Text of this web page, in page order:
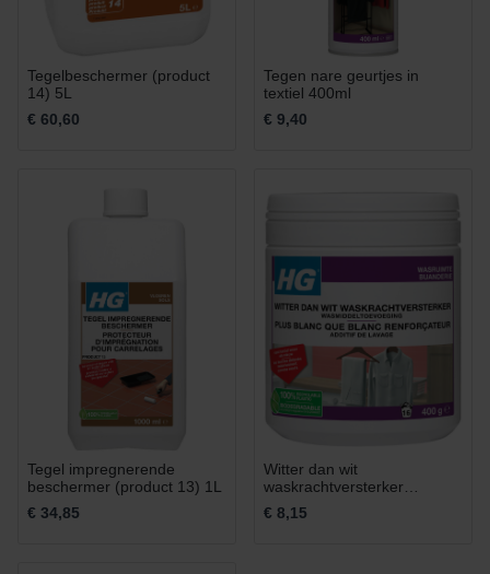
Tegelbeschermer (product
14) 5L
€ 60,60
Tegen nare geurtjes in
textiel 400ml
€ 9,40
Tegel impregnerende
beschermer (product 13) 1L
€ 34,85
Witter dan wit
waskrachtversterker
wasmiddeltoevoeging 400g
€ 8,15